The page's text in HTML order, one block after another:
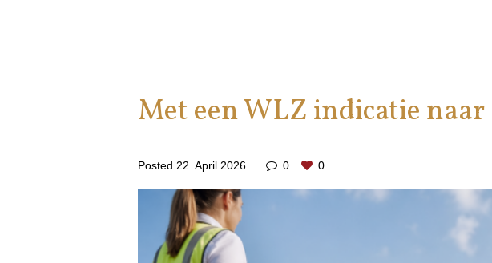
Met een WLZ indicatie naar
Posted 22. April 2026 0 0